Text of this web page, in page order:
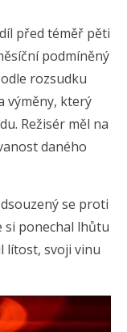
před téměř pěti
podmíněný
rozsudku
výměny, který
Režisér měl na
daného
se proti
si ponechal lhůtu
lítost, svoji vinu